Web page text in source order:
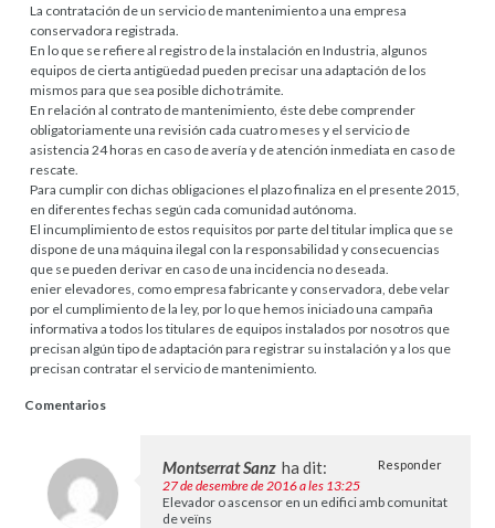
La contratación de un servicio de mantenimiento a una empresa
conservadora registrada.
En lo que se refiere al registro de la instalación en Industria, algunos
equipos de cierta antigüedad pueden precisar una adaptación de los
mismos para que sea posible dicho trámite.
En relación al contrato de mantenimiento, éste debe comprender
obligatoriamente una revisión cada cuatro meses y el servicio de
asistencia 24 horas en caso de avería y de atención inmediata en caso de
rescate.
Para cumplir con dichas obligaciones el plazo finaliza en el presente 2015,
en diferentes fechas según cada comunidad autónoma.
El incumplimiento de estos requisitos por parte del titular implica que se
dispone de una máquina ilegal con la responsabilidad y consecuencias
que se pueden derivar en caso de una incidencia no deseada.
enier elevadores, como empresa fabricante y conservadora, debe velar
por el cumplimiento de la ley, por lo que hemos iniciado una campaña
informativa a todos los titulares de equipos instalados por nosotros que
precisan algún tipo de adaptación para registrar su instalación y a los que
precisan contratar el servicio de mantenimiento.
Comentarios
Montserrat Sanz ha dit:
27 de desembre de 2016 a les 13:25
Elevador o ascensor en un edifici amb comunitat
de veïns
Responder